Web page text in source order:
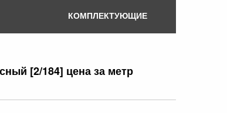
КОМПЛЕКТУЮЩИЕ
[2/184] цена за метр